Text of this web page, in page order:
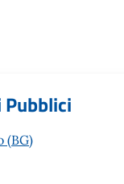
(BG)